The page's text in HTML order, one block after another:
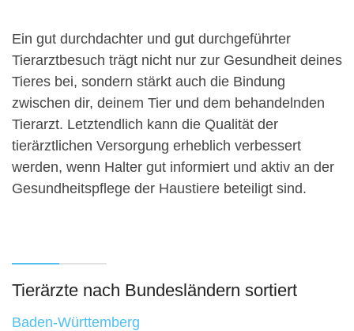
Ein gut durchdachter und gut durchgeführter
Tierarztbesuch trägt nicht nur zur Gesundheit deines
Tieres bei, sondern stärkt auch die Bindung
zwischen dir, deinem Tier und dem behandelnden
Tierarzt. Letztendlich kann die Qualität der
tierärztlichen Versorgung erheblich verbessert
werden, wenn Halter gut informiert und aktiv an der
Gesundheitspflege der Haustiere beteiligt sind.
Tierärzte nach Bundesländern sortiert
Baden-Württemberg